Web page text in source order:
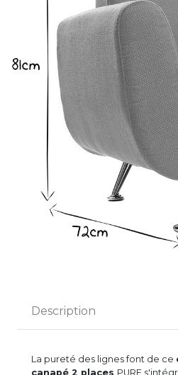
Description
La pureté des lignes font de ce
canapé 2 places PURE